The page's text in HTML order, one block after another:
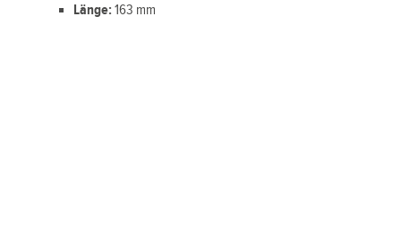
Länge: 163 mm